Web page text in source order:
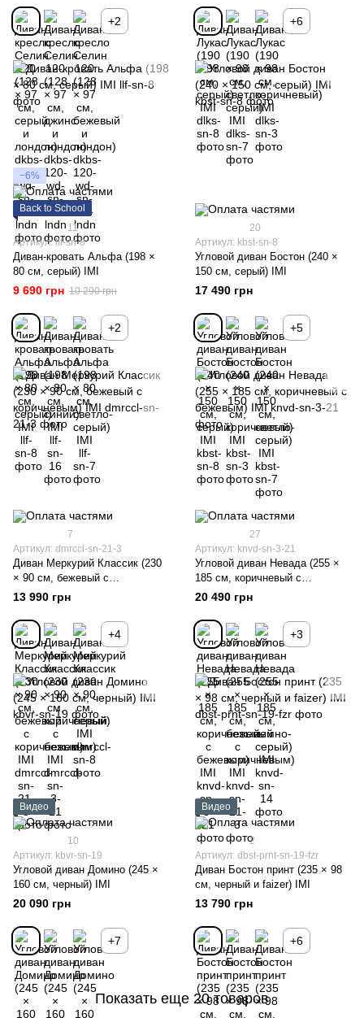
+2 +6
−6%
Back to School
11
Артикул: llf-sn-8
Диван-кровать Альфа (198 ×
80 см, серый) IMI
9 690 грн 10 290 грн
+2
20
Артикул: kbst-sn-8
Угловой диван Бостон (240 ×
150 см, серый) IMI
17 490 грн
+5
7
Артикул: dmrccl-sn-21-3
Диван Меркурий Классик (230
× 90 см, бежевый с
коричневым) IMI
13 990 грн
+4
27
Артикул: knvd-sn-3-21
Угловой диван Невада (255 ×
185 см, коричневый с
бежевым) IMI
20 490 грн
+3
Видео
10
Артикул: kbvr-sn-19
Угловой диван Домино (245 ×
160 см, черный) IMI
20 090 грн
+7
Видео
2
Артикул: dbst-prnt-sn-19-fzr
Диван Бостон принт (235 × 98
см, черный и faizer) IMI
13 790 грн
+6
Показать еще 20 товаров